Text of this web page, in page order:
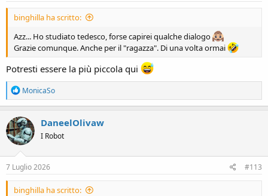
binghilla ha scritto:
Azz... Ho studiato tedesco, forse capirei qualche dialogo
Grazie comunque. Anche per il "ragazza". Di una volta ormai
Potresti essere la più piccola qui
R
e
a
c
t
i
o
n
s
MonicaSo
DaneelOlivaw
I Robot
7 Luglio 2026 #113
binghilla ha scritto: